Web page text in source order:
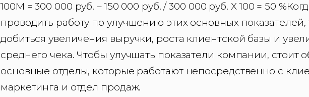
100М = 300 000 руб. – 150 000 руб. / 300 000 руб. Х 100 = 50
проводить работу по улучшению этих основных
добиться увеличения выручки, роста клиентской базы и
среднего чека. Чтобы улучшать показатели компании, стоит
основные отделы, которые работают непосредственно с
маркетинга и отдел продаж.